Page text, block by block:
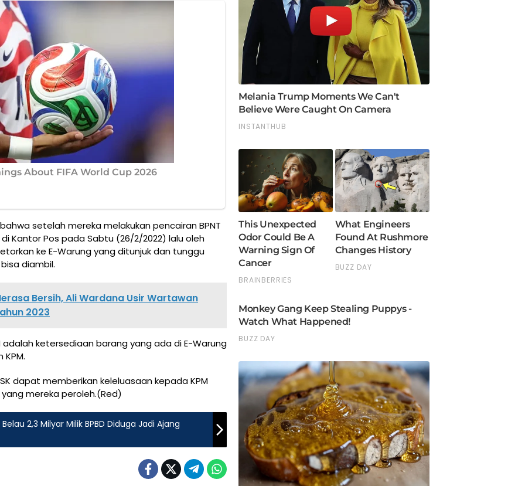
setelah mereka melakukan pencairan BPNT
Kantor Pos pada Sabtu (26/2/2022) lalu oleh
ke E-Warung yang ditunjuk dan tunggu
diambil.
Bersih, Ali Wardana Usir Wartawan
2023
ketersediaan barang yang ada di E-Warung
dapat memberikan keleluasaan kepada KPM
mereka peroleh.(Red)
2,3 Milyar Milik BPBD Diduga Jadi Ajang